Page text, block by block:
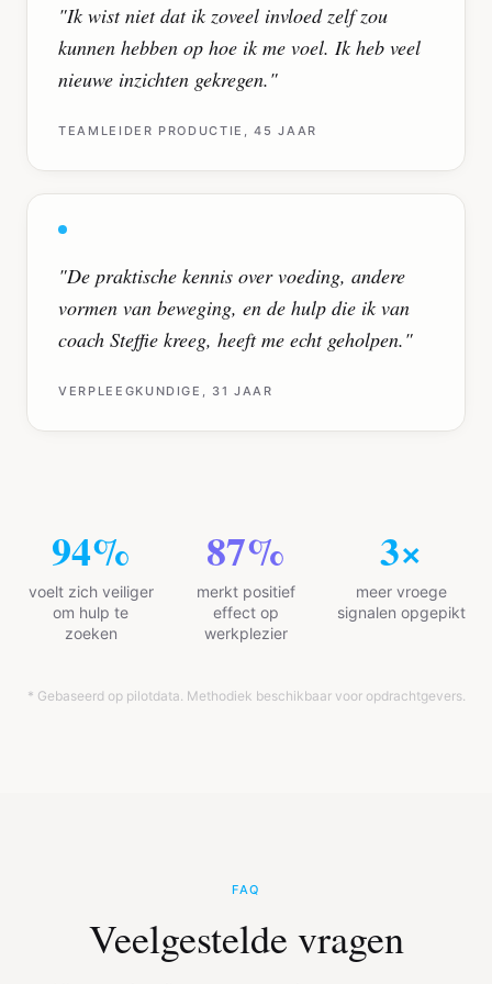
"Ik wist niet dat ik zoveel invloed zelf zou
kunnen hebben op hoe ik me voel. Ik heb veel
nieuwe inzichten gekregen."
TEAMLEIDER PRODUCTIE, 45 JAAR
"De praktische kennis over voeding, andere
vormen van beweging, en de hulp die ik van
coach Steffie kreeg, heeft me echt geholpen."
VERPLEEGKUNDIGE, 31 JAAR
94%
voelt zich veiliger
om hulp te
zoeken
87%
merkt positief
effect op
werkplezier
3×
meer vroege
signalen opgepikt
* Gebaseerd op pilotdata. Methodiek beschikbaar voor opdrachtgevers.
FAQ
Veelgestelde vragen